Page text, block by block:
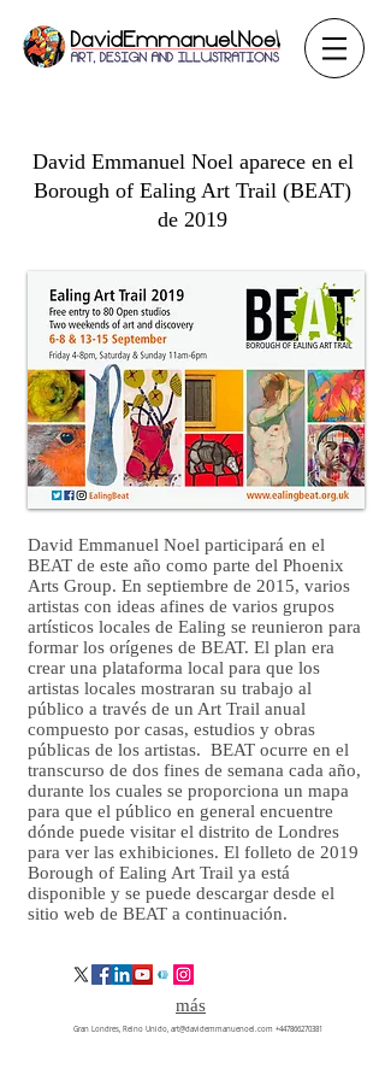
David Emmanuel Noel aparece en el
Borough of Ealing Art Trail (BEAT)
de 2019
David Emmanuel Noel participará en el
BEAT de este año como parte del Phoenix
Arts Group. En septiembre de 2015, varios
artistas con ideas afines de varios grupos
artísticos locales de Ealing se reunieron para
formar los orígenes de BEAT. El plan era
crear una plataforma local para que los
artistas locales mostraran su trabajo al
público a través de un Art Trail anual
compuesto por casas, estudios y obras
públicas de los artistas. BEAT ocurre en el
transcurso de dos fines de semana cada año,
durante los cuales se proporciona un mapa
para que el público en general encuentre
dónde puede visitar el distrito de Londres
para ver las exhibiciones. El folleto de 2019
Borough of Ealing Art Trail ya está
disponible y se puede descargar desde el
sitio web de BEAT a continuación.
más
Gran Londres, Reino Unido, art@davidemmanuenoel.com +447866270381